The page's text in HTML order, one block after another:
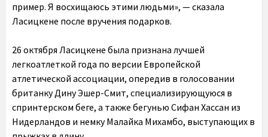
пример. Я восхищаюсь этими людьми», — сказала
Ласицкене после вручения подарков.
26 октября Ласицкене была признана лучшей
легкоатлеткой года по версии Европейской
атлетической ассоциации, опередив в голосовании
британку Дину Эшер-Смит, специализирующуюся в
спринтерском беге, а также бегунью Сифан Хассан из
Нидерландов и немку Малайка Михамбо, выступающих в